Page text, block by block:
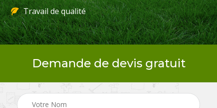
Travail de qualité
Demande de devis gratuit